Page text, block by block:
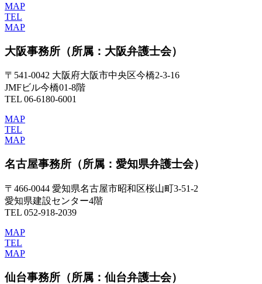
MAP
TEL
MAP
大阪事務所 （所属：大阪弁護士会）
〒541-0042 大阪府大阪市中央区今橋2-3-16
JMFビル今橋01-8階
TEL 06-6180-6001
MAP
TEL
MAP
名古屋事務所 （所属：愛知県弁護士会）
〒466-0044 愛知県名古屋市昭和区桜山町3-51-2
愛知県建設センター4階
TEL 052-918-2039
MAP
TEL
MAP
仙台事務所 （所属：仙台弁護士会）